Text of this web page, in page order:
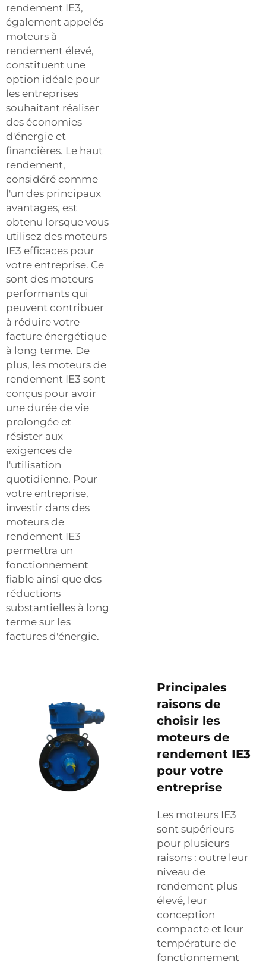
rendement IE3,
également appelés
moteurs à
rendement élevé,
constituent une
option idéale pour
les entreprises
souhaitant réaliser
des économies
d'énergie et
financières. Le haut
rendement,
considéré comme
l'un des principaux
avantages, est
obtenu lorsque vous
utilisez des moteurs
IE3 efficaces pour
votre entreprise. Ce
sont des moteurs
performants qui
peuvent contribuer
à réduire votre
facture énergétique
à long terme. De
plus, les moteurs de
rendement IE3 sont
conçus pour avoir
une durée de vie
prolongée et
résister aux
exigences de
l'utilisation
quotidienne. Pour
votre entreprise,
investir dans des
moteurs de
rendement IE3
permettra un
fonctionnement
fiable ainsi que des
réductions
substantielles à long
terme sur les
factures d'énergie.
Principales
raisons de
choisir les
moteurs de
rendement IE3
pour votre
entreprise
Les moteurs IE3
sont supérieurs
pour plusieurs
raisons : outre leur
niveau de
rendement plus
élevé, leur
conception
compacte et leur
température de
fonctionnement